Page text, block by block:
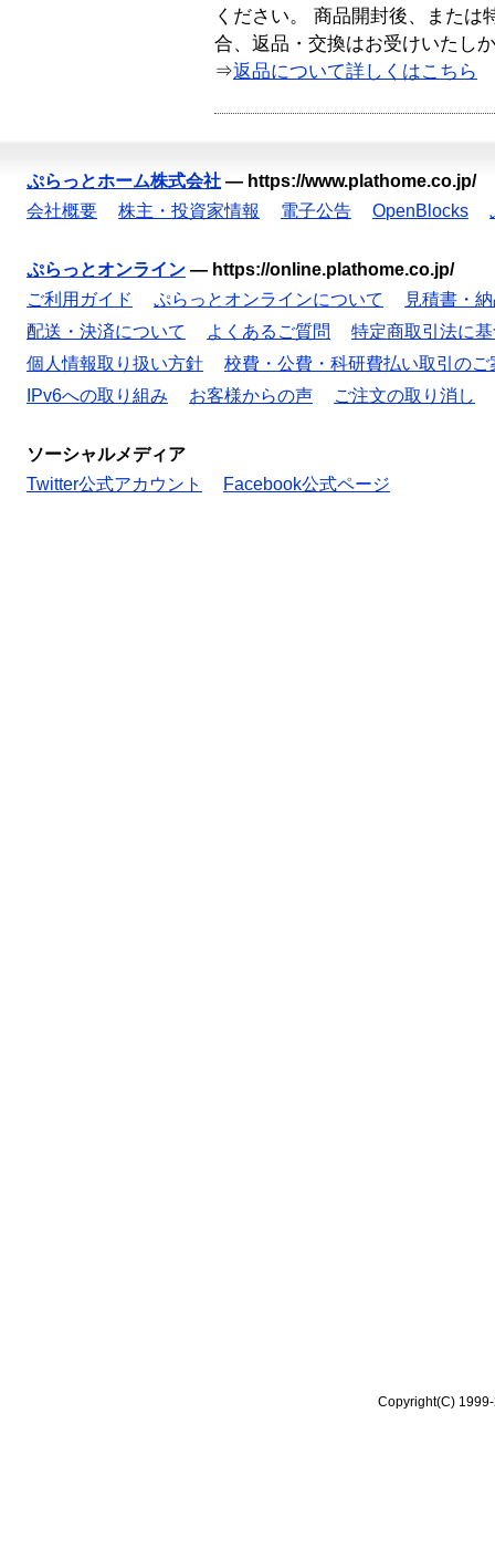
ください。 商品開封後、または
合、返品・交換はお受けいたし
⇒返品について詳しくはこちら
ぷらっとホーム株式会社 — https://www.plathome.co.jp/
会社概要
株主・投資家情報 電子公告 OpenBlocks
ぷらっとオンライン — https://online.plathome.co.jp/
ご利用ガイド
ぷらっとオンラインについて
見積書・
配送・決済について
よくあるご質問
特定商取引法に
個人情報取り扱い方針
校費・公費・科研費払い取引のご
IPv6への取り組み
お客様からの声 ご注文の取り消し
ソーシャルメディア
Twitter公式アカウント
Facebook公式ページ
Copyright(C)